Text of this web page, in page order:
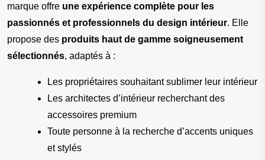
marque offre une expérience complète pour les
passionnés et professionnels du design intérieur. Elle
propose des produits haut de gamme soigneusement
sélectionnés, adaptés à :
Les propriétaires souhaitant sublimer leur intérieur
Les architectes d’intérieur recherchant des
accessoires premium
Toute personne à la recherche d’accents uniques
et stylés